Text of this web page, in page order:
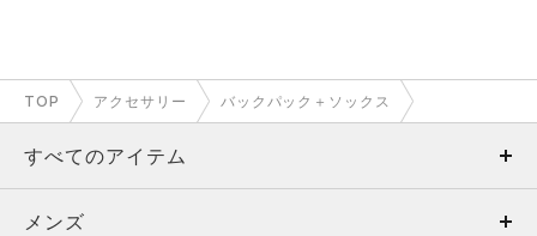
TOP アクセサリー バックパック＋ソックス
すべてのアイテム
メンズ
メンズ